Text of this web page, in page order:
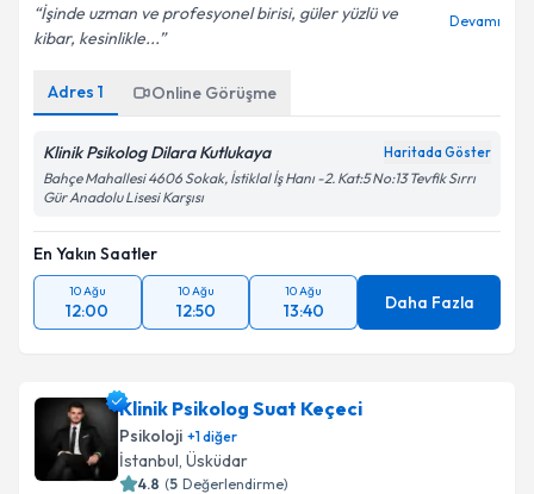
İşinde uzman ve profesyonel birisi, güler yüzlü ve
kibar, kesinlikle...
Devamı
Adres 1 Online Görüşme
Klinik Psikolog Dilara Kutlukaya Haritada Göster
Bahçe Mahallesi 4606 Sokak, İstiklal İş Hanı -2. Kat:5 No:13 Tevfik Sırrı
Gür Anadolu Lisesi Karşısı
En Yakın Saatler
10 Ağu
12:00
10 Ağu
12:50
10 Ağu
13:40 Daha Fazla
Klinik Psikolog Suat Keçeci
Psikoloji +1diğer
İstanbul, Üsküdar
4.8 (5 Değerlendirme)